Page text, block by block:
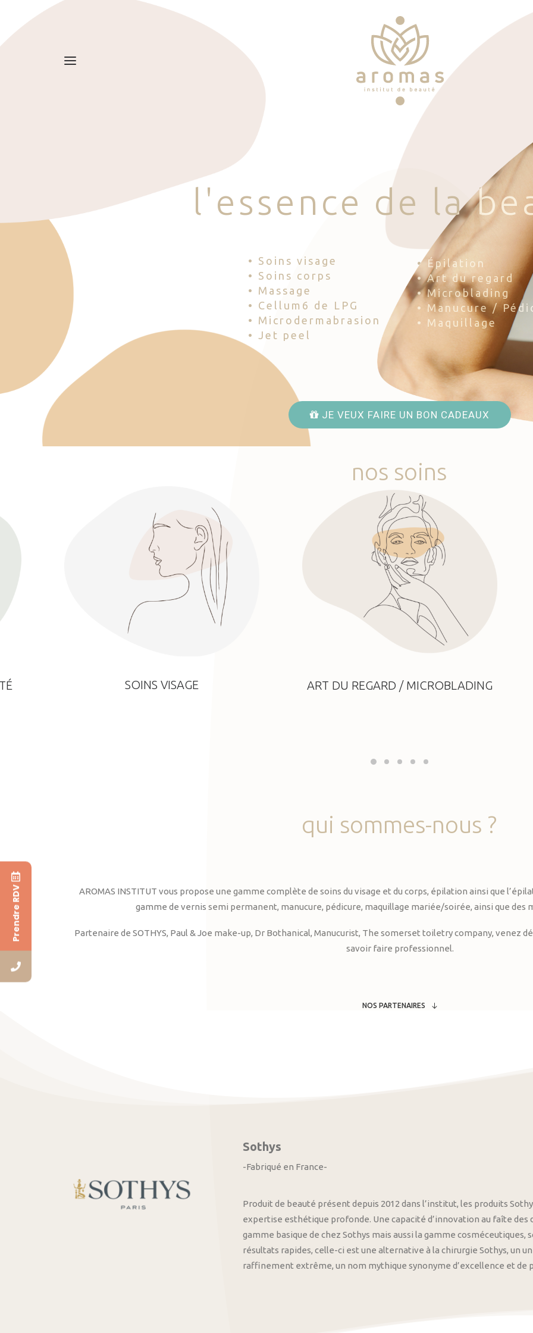
l 'esse nce d e la be
• Soins visage
• Soins corps
• Massage
• Cellum6 de LPG
• Microdermabrasion
• Jet peel
• Épilation
• Art du regard
• Microblading
• Manucure /
• Maquillage
JE VEUX FAIRE UN BON CADEAUX
nos soins
SOINS VISAGE ART DU REGARD / MICROBLADING
qui sommes-nous ?
AROMAS INSTITUT vous propose une gamme complète de soins du visage et du corps, épilation ainsi que
gamme de vernis semi permanent, manucure, pédicure, maquillage mariée/soirée, ainsi que des
Partenaire de SOTHYS, Paul & Joe make-up, Dr Bothanical, Manucurist, The somerset toiletry company, venez
savoir faire professionnel.
NOS PARTENAIRES
Sothys
-Fabriqué en France-
Produit de beauté présent depuis 2012 dans l’institut, les produits
expertise esthétique profonde. Une capacité d’innovation au faîte
gamme basique de chez Sothys mais aussi la gamme
résultats rapides, celle-ci est une alternative à la chirurgie Sothys, un
raffinement extrême, un nom mythique synonyme d’excellence et de
Prendre RDV